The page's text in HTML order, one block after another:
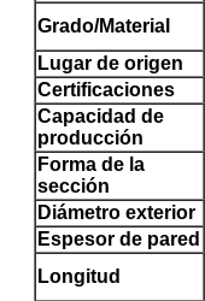
Grado/Material
Lugar de origen
Certificaciones
Capacidad de
producción
Forma de la
sección
Diámetro exterior
Espesor de pared
Longitud